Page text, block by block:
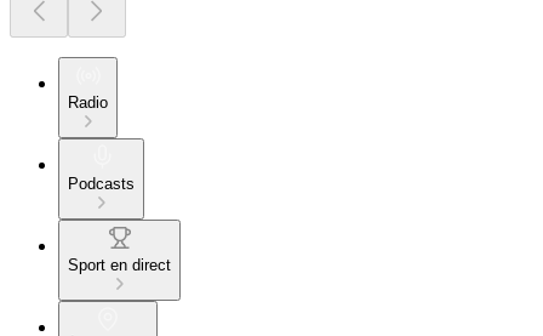
Radio
Podcasts
Sport en direct